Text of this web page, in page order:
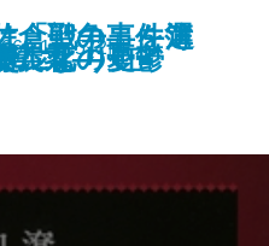
により虹
義九―
零―
1 572円
「戦争」を選
化の憂鬱
倉聖の事件簿